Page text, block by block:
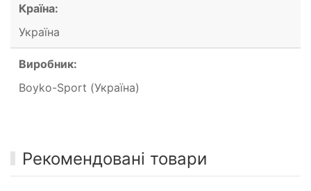
Країна:
Україна
Виробник:
Boyko-Sport (Україна)
Рекомендовані товари